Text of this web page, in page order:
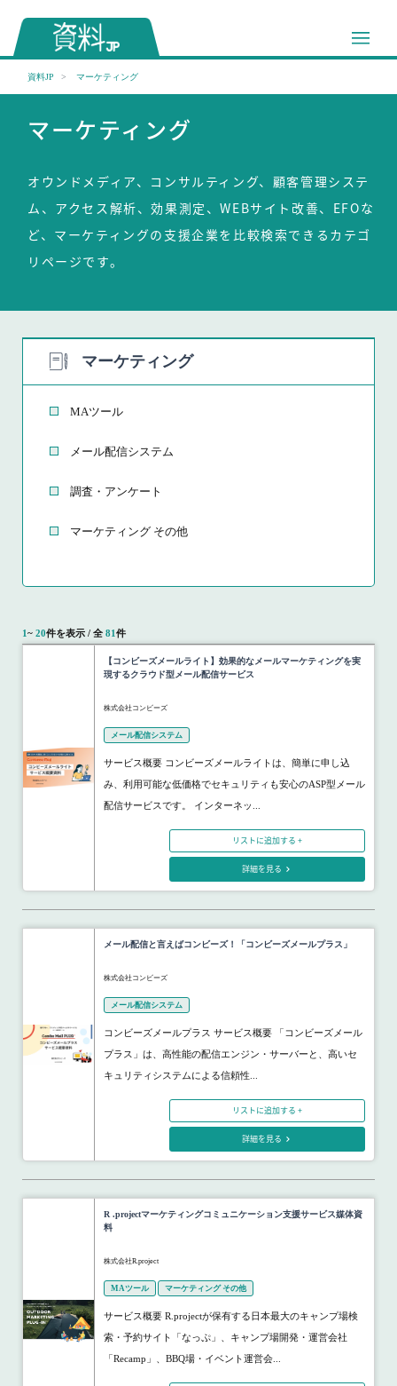
資料JP マーケティング
マーケティング
オウンドメディア、コンサルティング、顧客管理システ
ム、アクセス解析、効果測定、WEBサイト改善、EFOな
ど、マーケティングの支援企業を比較検索できるカテゴ
リページです。
マーケティング
MAツール
メール配信システム
調査・アンケート
マーケティング その他
1~ 20件を表示 / 全 81件
【コンビーズメールライト】効果的なメールマーケティングを実
現するクラウド型メール配信サービス
株式会社コンビーズ
メール配信システム
サービス概要 コンビーズメールライトは、簡単に申し込
み、利用可能な低価格でセキュリティも安心のASP型メール
配信サービスです。 インターネッ...
リストに追加する +
詳細を見る
メール配信と言えばコンビーズ！「コンビーズメールプラス」
株式会社コンビーズ
メール配信システム
コンビーズメールプラス サービス概要 「コンビーズメール
プラス」は、高性能の配信エンジン・サーバーと、高いセ
キュリティシステムによる信頼性...
リストに追加する +
詳細を見る
R .projectマーケティングコミュニケーション支援サービス媒体資
料
株式会社R.project
MAツール マーケティング その他
サービス概要 R.projectが保有する日本最大のキャンプ場検
索・予約サイト「なっぷ」、キャンプ場開発・運営会社
「Recamp」、BBQ場・イベント運営会...